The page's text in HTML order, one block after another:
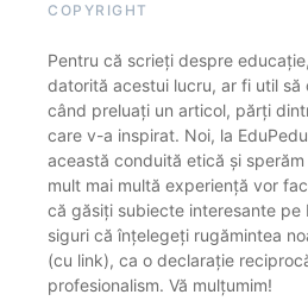
COPYRIGHT
Pentru că scrieți despre
datorită acestui lucru, ar fi util
când preluați un articol, părți
care v-a inspirat. Noi, la
această conduită etică și
mult mai multă experiență vor
că găsiți subiecte interesante pe
siguri că înțelegeți rugămintea
(cu link), ca o declarație
profesionalism. Vă mulțumim!